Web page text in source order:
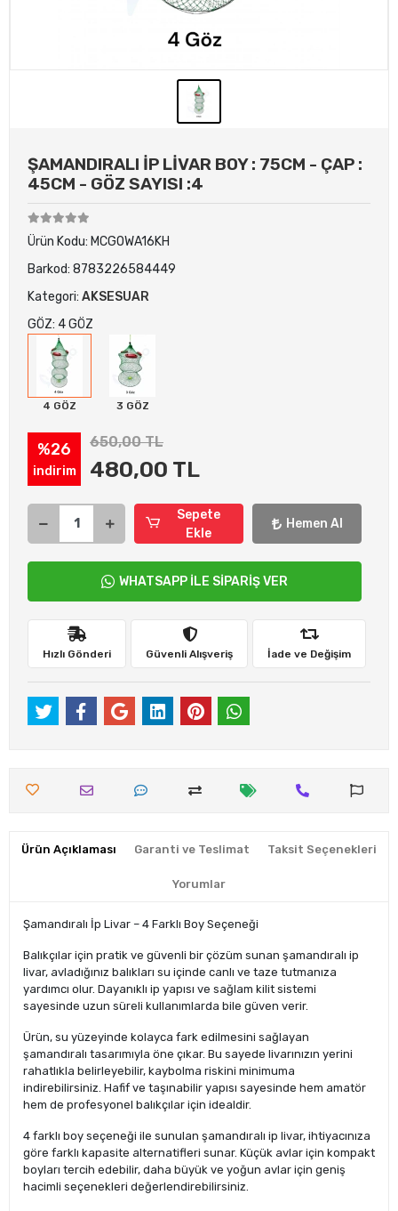
ŞAMANDIRALI İP LİVAR BOY : 75CM - ÇAP :
45CM - GÖZ SAYISI :4
Ürün Kodu: MCGOWA16KH
Barkod: 8783226584449
Kategori: AKSESUAR
GÖZ: 4 GÖZ
4 GÖZ 3 GÖZ
%26
indirim
650,00 TL
480,00 TL
Sepete
Ekle
Hemen Al
WHATSAPP İLE SİPARİŞ VER
Hızlı Gönderi Güvenli Alışveriş İade ve Değişim
Ürün Açıklaması Garanti ve Teslimat Taksit Seçenekleri
Yorumlar
Şamandıralı İp Livar – 4 Farklı Boy Seçeneği
Balıkçılar için pratik ve güvenli bir çözüm sunan şamandıralı ip
livar, avladığınız balıkları su içinde canlı ve taze tutmanıza
yardımcı olur. Dayanıklı ip yapısı ve sağlam kilit sistemi
sayesinde uzun süreli kullanımlarda bile güven verir.
Ürün, su yüzeyinde kolayca fark edilmesini sağlayan
şamandıralı tasarımıyla öne çıkar. Bu sayede livarınızın yerini
rahatlıkla belirleyebilir, kaybolma riskini minimuma
indirebilirsiniz. Hafif ve taşınabilir yapısı sayesinde hem amatör
hem de profesyonel balıkçılar için idealdir.
4 farklı boy seçeneği ile sunulan şamandıralı ip livar, ihtiyacınıza
göre farklı kapasite alternatifleri sunar. Küçük avlar için kompakt
boyları tercih edebilir, daha büyük ve yoğun avlar için geniş
hacimli seçenekleri değerlendirebilirsiniz.